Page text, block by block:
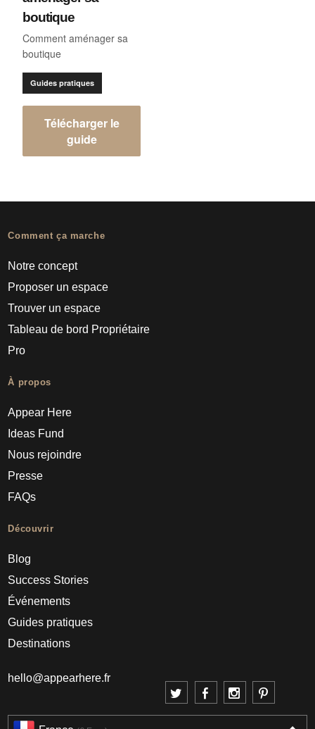
boutique
Comment aménager sa
boutique
Guides pratiques
Télécharger le
guide
Comment ça marche
Notre concept
Proposer un espace
Trouver un espace
Tableau de bord Propriétaire
Pro
À propos
Appear Here
Ideas Fund
Nous rejoindre
Presse
FAQs
Découvrir
Blog
Success Stories
Événements
Guides pratiques
Destinations
hello@appearhere.fr